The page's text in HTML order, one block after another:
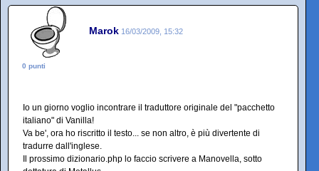
Marok 16/03/2009, 15:32
0 punti
Io un giorno voglio incontrare il traduttore originale del "pacchetto
italiano" di Vanilla!
Va be', ora ho riscritto il testo... se non altro, è più divertente di
tradurre dall'inglese.
Il prossimo dizionario.php lo faccio scrivere a Manovella, sotto